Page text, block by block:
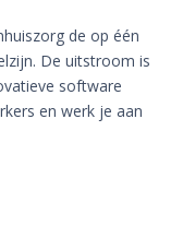
de op één
De uitstroom is
software
en werk je aan